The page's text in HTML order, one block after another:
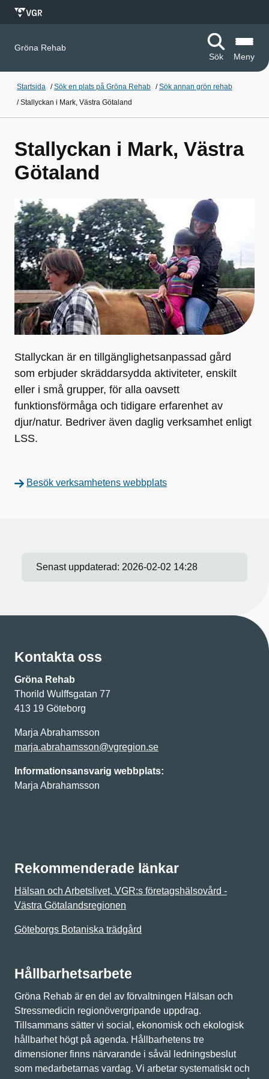
Gröna Rehab
Sök
Meny
Startsida /Sök en plats på Gröna Rehab /Sök annan grön rehab
/Stallyckan i Mark, Västra Götaland
Stallyckan i Mark, Västra
Götaland
Stallyckan är en tillgänglighetsanpassad gård
som erbjuder skräddarsydda aktiviteter, enskilt
eller i små grupper, för alla oavsett
funktionsförmåga och tidigare erfarenhet av
djur/natur. Bedriver även daglig verksamhet enligt
LSS.
Besök verksamhetens webbplats
Senast uppdaterad: 2026-02-02 14:28
Kontakta oss
Gröna Rehab
Thorild Wulffsgatan 77
413 19 Göteborg
Marja Abrahamsson
marja.abrahamsson@vgregion.se
Informationsansvarig webbplats:
Marja Abrahamsson
Rekommenderade länkar
Hälsan och Arbetslivet, VGR:s företagshälsovård -
Västra Götalandsregionen
Göteborgs Botaniska trädgård
Hållbarhetsarbete
Gröna Rehab är en del av förvaltningen Hälsan och
Stressmedicin regionövergripande uppdrag.
Tillsammans sätter vi social, ekonomisk och ekologisk
hållbarhet högt på agenda. Hållbarhetens tre
dimensioner finns närvarande i såväl ledningsbeslut
som medarbetarnas vardag. Vi arbetar systematiskt och